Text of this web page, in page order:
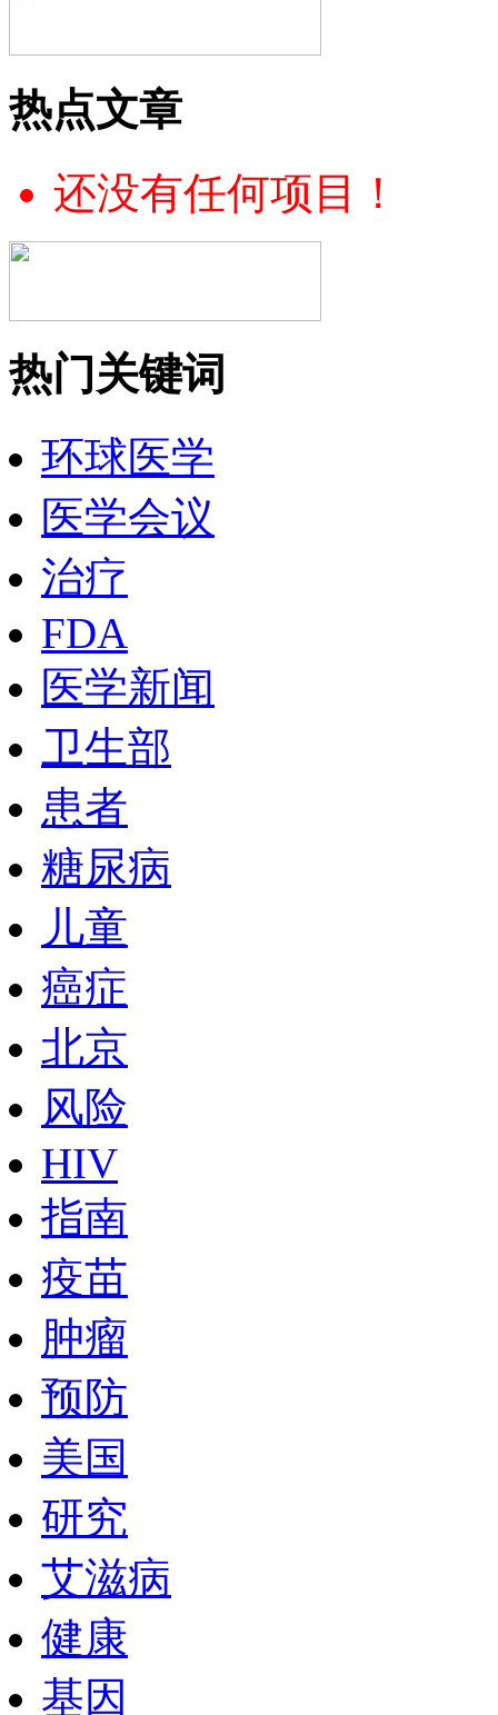
热点文章
还没有任何项目！
热门关键词
环球医学
医学会议
治疗
FDA
医学新闻
卫生部
患者
糖尿病
儿童
癌症
北京
风险
HIV
指南
疫苗
肿瘤
预防
美国
研究
艾滋病
健康
基因